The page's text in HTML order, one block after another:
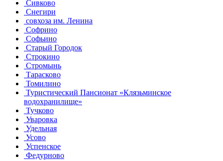
Сивково
Снегири
совхоза им. Ленина
Софрино
Софьино
Старый Городок
Строкино
Стромынь
Тарасково
Томилино
Туристический Пансионат «Клязьминское
водохранилище»
Тучково
Уваровка
Удельная
Усово
Успенское
Федурново